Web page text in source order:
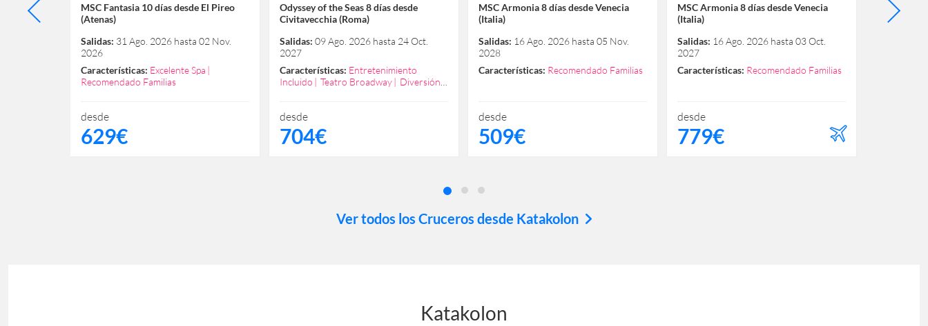
El Pireo
MSC Fantasia 10 días desde El Pireo
(Atenas)
Salidas: 31 Ago. 2026 hasta 02 Nov.
2026
Características: Excelente Spa
Recomendado Familias
desde
629€
Odyssey of the Seas 8 días desde
Civitavecchia (Roma)
Salidas: 09 Ago. 2026 hasta 24 Oct.
2027
Características: Entretenimiento
Incluido
Teatro Broadway
Diversión
desde
704€
MSC Armonia 8 días desde Venecia
(Italia)
Salidas: 16 Ago. 2026 hasta 05 Nov.
2028
Características: Recomendado Familias
desde
509€
MSC Armonia 8 días desde Venecia
(Italia)
Salidas: 16 Ago. 2026 hasta 03 Oct.
2027
Características: Recomendado Familias
desde
779€
Costa
Ver todos los Cruceros desde Katakolon
Katakolon